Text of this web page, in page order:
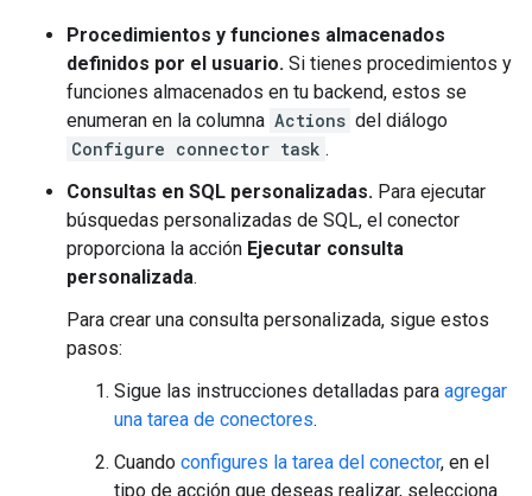
Procedimientos y funciones almacenados
definidos por el usuario. Si tienes procedimientos y
funciones almacenados en tu backend, estos se
enumeran en la columna Actions del diálogo
Configure connector task .
Consultas en SQL personalizadas. Para ejecutar
búsquedas personalizadas de SQL, el conector
proporciona la acción Ejecutar consulta
personalizada.
Para crear una consulta personalizada, sigue estos
pasos:
Sigue las instrucciones detalladas para agregar
una tarea de conectores.
Cuando configures la tarea del conector, en el
tipo de acción que deseas realizar, selecciona